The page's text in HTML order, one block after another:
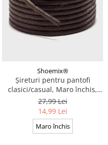
Shoemix®
Șireturi pentru pantofi
clasici/casual, Maro închis,
Cerate, Calitate premium, 110
cm x 0.3 cm
27,99 Lei
14,99 Lei
Maro închis